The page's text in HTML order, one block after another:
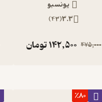
یونسبو
3.3
(
43
)
475,000
142,500تومان
٪80